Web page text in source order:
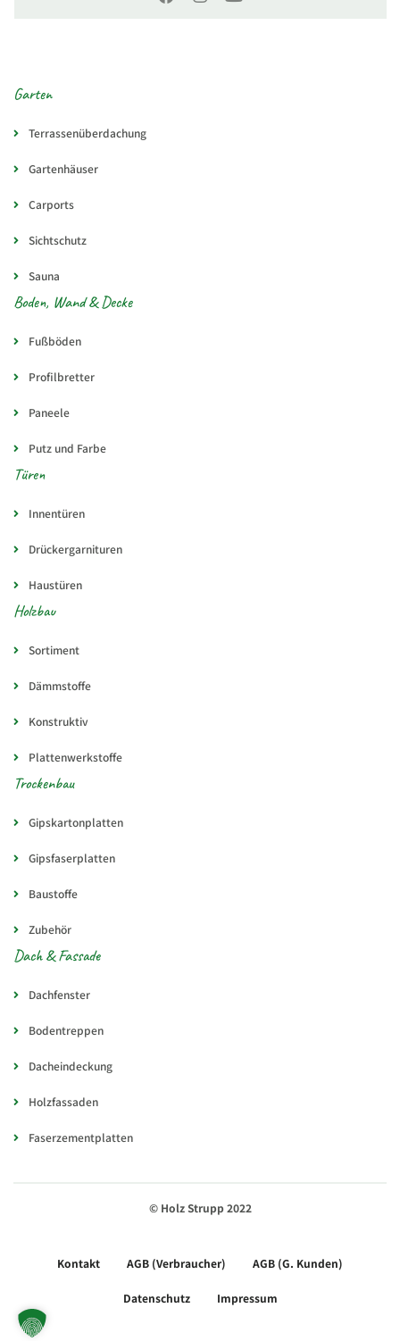
Garten
Terrassenüberdachung
Gartenhäuser
Carports
Sichtschutz
Sauna
Boden, Wand & Decke
Fußböden
Profilbretter
Paneele
Putz und Farbe
Türen
Innentüren
Drückergarnituren
Haustüren
Holzbau
Sortiment
Dämmstoffe
Konstruktiv
Plattenwerkstoffe
Trockenbau
Gipskartonplatten
Gipsfaserplatten
Baustoffe
Zubehör
Dach & Fassade
Dachfenster
Bodentreppen
Dacheindeckung
Holzfassaden
Faserzementplatten
© Holz Strupp 2022
Kontakt AGB (Verbraucher) AGB (G. Kunden)
Datenschutz Impressum